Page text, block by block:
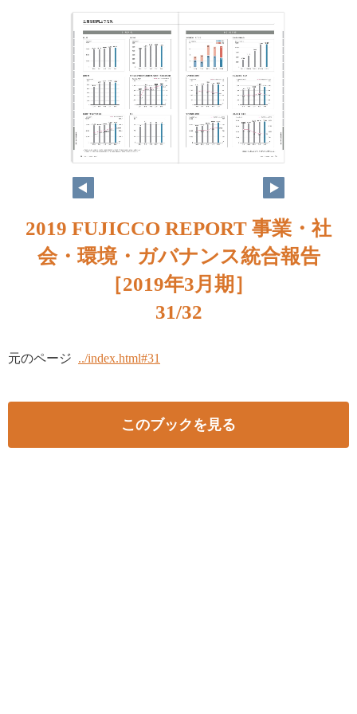
2019 FUJICCO REPORT 事業・社
会・環境・ガバナンス統合報告
［2019年3月期］
31/32
元のページ ../index.html#31
このブックを見る